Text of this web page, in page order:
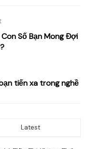
Số Bạn Mong Đợi
tiến xa trong nghề
Latest